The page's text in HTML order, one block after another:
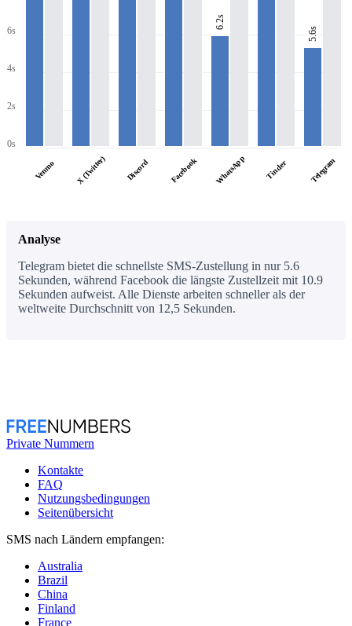
6s
4s
2s
0s
Venmo X (Twitter) Discord Facebook
6.2s
WhatsApp Tinder
5.6s
Telegram
Analyse
Telegram bietet die schnellste SMS-Zustellung in nur 5.6
Sekunden, während Facebook die längste Zustellzeit mit 10.9
Sekunden aufweist. Alle Dienste arbeiten schneller als der
weltweite Durchschnitt von 12,5 Sekunden.
Private Nummern
Kontakte
FAQ
Nutzungsbedingungen
Seitenübersicht
SMS nach Ländern empfangen:
Australia
Brazil
China
Finland
France